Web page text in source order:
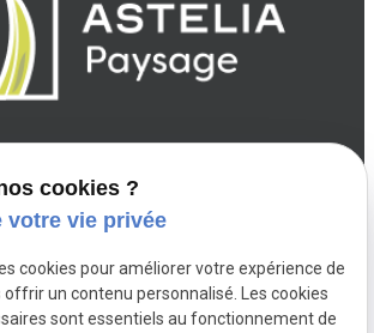
92
Lundi -
Vendredi
08:00 -
19:00
cookies ?
votre vie privée
cookies pour améliorer votre expérience de
un contenu personnalisé. Les cookies
sont essentiels au fonctionnement de